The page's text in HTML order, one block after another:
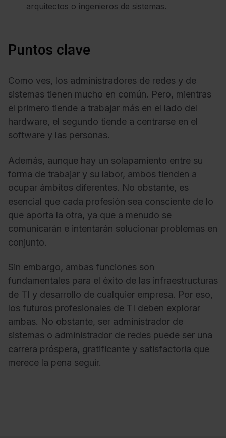
arquitectos o ingenieros de sistemas.
Puntos clave
Como ves, los administradores de redes y de
sistemas tienen mucho en común. Pero, mientras
el primero tiende a trabajar más en el lado del
hardware, el segundo tiende a centrarse en el
software y las personas.
Además, aunque hay un solapamiento entre su
forma de trabajar y su labor, ambos tienden a
ocupar ámbitos diferentes. No obstante, es
esencial que cada profesión sea consciente de lo
que aporta la otra, ya que a menudo se
comunicarán e intentarán solucionar problemas en
conjunto.
Sin embargo, ambas funciones son
fundamentales para el éxito de las infraestructuras
de TI y desarrollo de cualquier empresa. Por eso,
los futuros profesionales de TI deben explorar
ambas. No obstante, ser administrador de
sistemas o administrador de redes puede ser una
carrera próspera, gratificante y satisfactoria que
merece la pena seguir.